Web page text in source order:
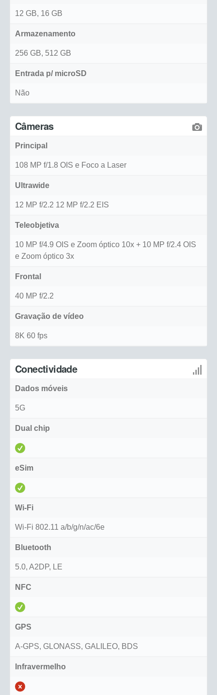
12 GB, 16 GB
Armazenamento
256 GB, 512 GB
Entrada p/ microSD
Não
Câmeras
Principal
108 MP f/1.8 OIS e Foco a Laser
Ultrawide
12 MP f/2.2 12 MP f/2.2 EIS
Teleobjetiva
10 MP f/4.9 OIS e Zoom óptico 10x + 10 MP f/2.4 OIS
e Zoom óptico 3x
Frontal
40 MP f/2.2
Gravação de vídeo
8K 60 fps
Conectividade
Dados móveis
5G
Dual chip
eSim
Wi-Fi
Wi-Fi 802.11 a/b/g/n/ac/6e
Bluetooth
5.0, A2DP, LE
NFC
GPS
A-GPS, GLONASS, GALILEO, BDS
Infravermelho